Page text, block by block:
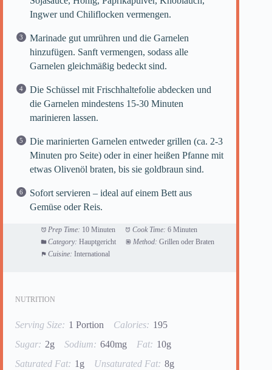
Ingwer und Chiliflocken vermengen.
Marinade gut umrühren und die Garnelen
hinzufügen. Sanft vermengen, sodass alle
Garnelen gleichmäßig bedeckt sind.
Die Schüssel mit Frischhaltefolie abdecken und
die Garnelen mindestens 15-30 Minuten
marinieren lassen.
Die marinierten Garnelen entweder grillen (ca. 2-3
Minuten pro Seite) oder in einer heißen Pfanne mit
etwas Olivenöl braten, bis sie goldbraun sind.
Sofort servieren – ideal auf einem Bett aus
Gemüse oder Reis.
Prep Time: 10 Minuten Cook Time: 6 Minuten
Category: Hauptgericht Method: Grillen oder Braten
Cuisine: International
NUTRITION
Serving Size: 1 Portion Calories: 195
Sugar: 2g Sodium: 640mg Fat: 10g
Saturated Fat: 1g Unsaturated Fat: 8g